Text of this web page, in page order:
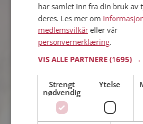
Asle91
34 år fra Orkland i
Søker kvinne 18 - 68 år
Om ett minutt kan
drømmende eller
lettere å finne
har samlet inn fra din bruk av
deres. Les mer om
medlemsvilkåreller vår
personvernerklæring.
VIS ALLE PARTNERE(1695) →
Strengt
nødvendig
Ytelse